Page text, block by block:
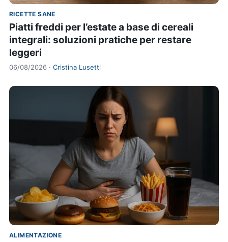
RICETTE SANE
Piatti freddi per l’estate a base di cereali
integrali: soluzioni pratiche per restare
leggeri
06/08/2026 · Cristina Lusetti
ALIMENTAZIONE